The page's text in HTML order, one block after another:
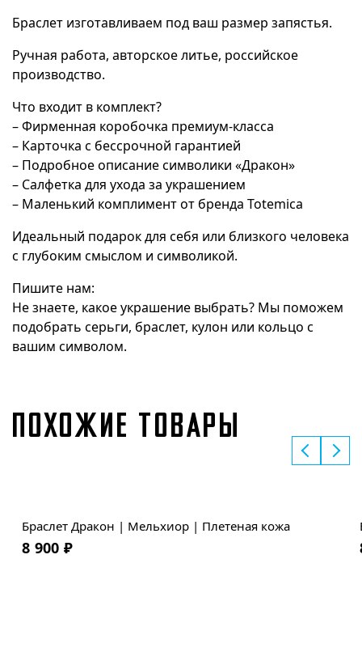
Браслет изготавливаем под ваш размер запястья.
Ручная работа, авторское литье, российское
производство.
Что входит в комплект?
– Фирменная коробочка премиум-класса
– Карточка с бессрочной гарантией
– Подробное описание символики «Дракон»
– Салфетка для ухода за украшением
– Маленький комплимент от бренда Totemica
Идеальный подарок для себя или близкого человека
с глубоким смыслом и символикой.
Пишите нам:
Не знаете, какое украшение выбрать? Мы поможем
подобрать серьги, браслет, кулон или кольцо с
вашим символом.
ПОХОЖИЕ ТОВАРЫ
Браслет Дракон | Мельхиор | Плетеная кожа
8 900 ₽